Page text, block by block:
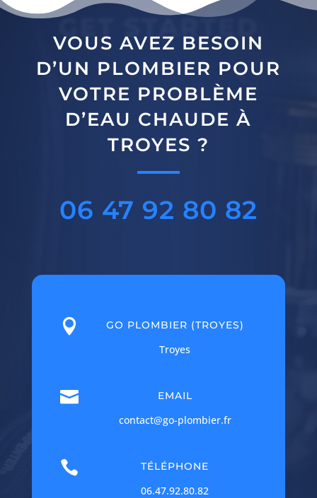
GET STARTED
VOUS AVEZ BESOIN
D’UN PLOMBIER POUR
VOTRE PROBLÈME
D’EAU CHAUDE À
TROYES ?
06 47 92 80 82
 GO PLOMBIER (TROYES)
Troyes
 EMAIL
contact@go-plombier.fr
 TÉLÉPHONE
06.47.92.80.82